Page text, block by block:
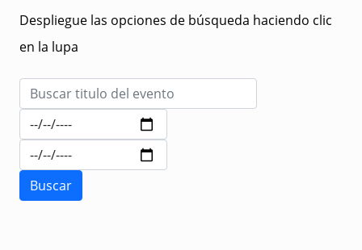
Despliegue las opciones de búsqueda haciendo clic
en la lupa